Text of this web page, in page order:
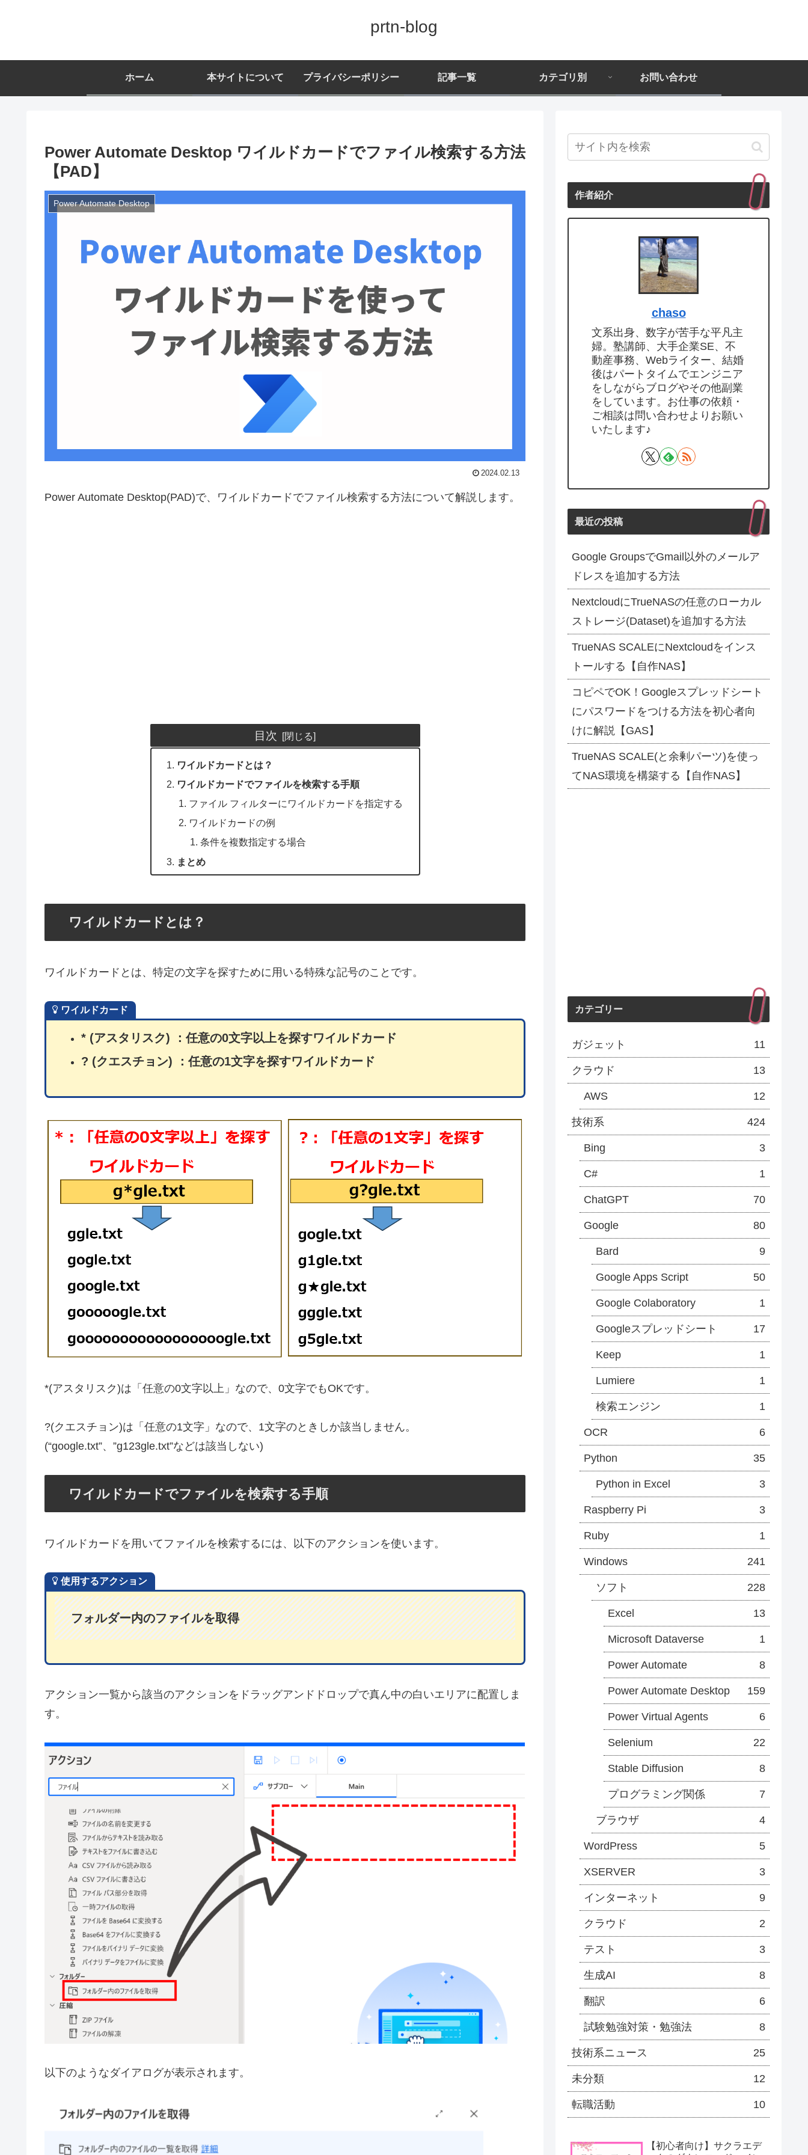
prtn-blog
ホーム 本サイトについて プライバシーポリシー 記事一覧 カテゴリ別 お問い合わせ
Power Automate Desktop ワイルドカードでファイル検索する方法
【PAD】
Power Automate Desktop
2024.02.13
Power Automate Desktop(PAD)で、ワイルドカードでファイル検索する方法について解説します。
目次
ワイルドカードとは？
ワイルドカードでファイルを検索する手順
ファイル フィルターにワイルドカードを指定する
ワイルドカードの例
条件を複数指定する場合
まとめ
ワイルドカードとは？
ワイルドカードとは、特定の文字を探すために用いる特殊な記号のことです。
ワイルドカード
* (アスタリスク) ：任意の0文字以上を探すワイルドカード
? (クエスチョン) ：任意の1文字を探すワイルドカード
*(アスタリスク)は「任意の0文字以上」なので、0文字でもOKです。
?(クエスチョン)は「任意の1文字」なので、1文字のときしか該当しません。
(“google.txt”、”g123gle.txt”などは該当しない)
ワイルドカードでファイルを検索する手順
ワイルドカードを用いてファイルを検索するには、以下のアクションを使います。
使用するアクション
フォルダー内のファイルを取得
アクション一覧から該当のアクションをドラッグアンドドロップで真ん中の白いエリアに配置しま
す。
以下のようなダイアログが表示されます。
作者紹介
chaso
文系出身、数字が苦手な平凡主
婦。塾講師、大手企業SE、不
動産事務、Webライター、結婚
後はパートタイムでエンジニア
をしながらブログやその他副業
をしています。お仕事の依頼・
ご相談は問い合わせよりお願い
いたします♪
最近の投稿
Google GroupsでGmail以外のメールア
ドレスを追加する方法
NextcloudにTrueNASの任意のローカル
ストレージ(Dataset)を追加する方法
TrueNAS SCALEにNextcloudをインス
トールする【自作NAS】
コピペでOK！Googleスプレッドシート
にパスワードをつける方法を初心者向
けに解説【GAS】
TrueNAS SCALE(と余剰パーツ)を使っ
てNAS環境を構築する【自作NAS】
カテゴリー
ガジェット 11
クラウド 13
AWS 12
技術系 424
Bing 3
C# 1
ChatGPT 70
Google 80
Bard 9
Google Apps Script 50
Google Colaboratory 1
Googleスプレッドシート 17
Keep 1
Lumiere 1
検索エンジン 1
OCR 6
Python 35
Python in Excel 3
Raspberry Pi 3
Ruby 1
Windows 241
ソフト 228
Excel 13
Microsoft Dataverse 1
Power Automate 8
Power Automate Desktop 159
Power Virtual Agents 6
Selenium 22
Stable Diffusion 8
プログラミング関係 7
ブラウザ 4
WordPress 5
XSERVER 3
インターネット 9
クラウド 2
テスト 3
生成AI 8
翻訳 6
試験勉強対策・勉強法 8
技術系ニュース 25
未分類 12
転職活動 10
【初心者向け】サクラエデ